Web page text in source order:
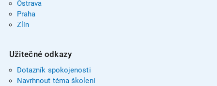
Ostrava
Praha
Zlín
Užitečné odkazy
Dotazník spokojenosti
Navrhnout téma školení